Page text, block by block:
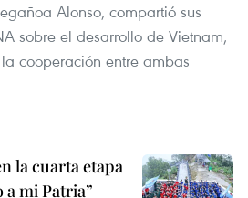
Alonso, compartió sus
sobre el desarrollo de Vietnam,
cooperación entre ambas
la cuarta etapa
a mi Patria”